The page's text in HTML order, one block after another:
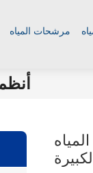
مرشحات المياه